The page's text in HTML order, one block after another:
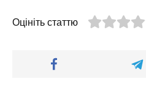
Оцініть статтю